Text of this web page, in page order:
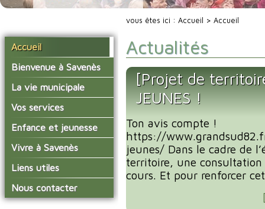
Accueil
Bienvenue à Savenès
Situer Savenès
Savenès en chiffre
L'histoire du village
Actualités de Savenès
sur ladepeche.fr
La vie municipale
Vos élus
Les compte-rendus du
conseil municipal
Les commissions
Les diverses
délégations/syndicats
L'urbanisme
Vos services
La mairie
Le service technique
Les services de l'école
Les installations
municipales
La collecte des ordures
Enfance et jeunesse
L'école primaire
La garderie et la cantine
Le temps périscolaire
La petite enfance
Vivre à Savenès
Agenda Salle des Fetes
Liens utiles
Communauté de
Communes Grand Sud
Tarn et Garonne
Nous contacter
vous êtes ici : Accueil > Accueil
Actualités
[Projet de
JEUNES !
Ton avis compte !
https://
jeunes/ Dans le cadre de
territoire, une
cours. Et pour renforcer